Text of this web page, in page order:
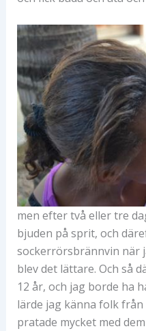
men efter två eller tre
bjuden på sprit, och
sockerrörsbrännvin när
blev det lättare. Och så
12 år, och jag borde ha
lärde jag känna folk
pratade mycket med